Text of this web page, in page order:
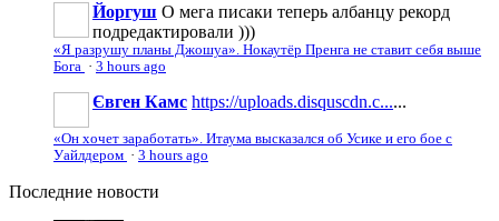
Йоргуш О мега писаки теперь албанцу рекорд
подредактировали )))
«Я разрушу планы Джошуа». Нокаутёр Пренга не ставит себя выше
Бога · 3 hours ago
Євген Камс https://uploads.disquscdn.c......
«Он хочет заработать». Итаума высказался об Усике и его бое с
Уайлдером · 3 hours ago
Последние новости